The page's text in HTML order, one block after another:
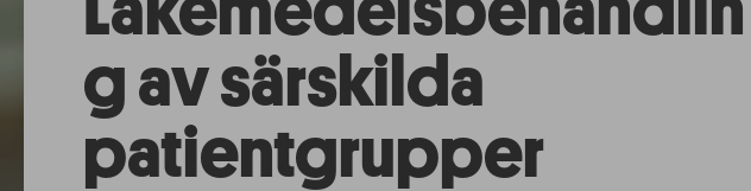
g av särskilda
patientgrupper